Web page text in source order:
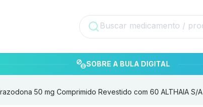
SOBRE A BULA DIGITAL
50 mg Comprimido Revestido com 60 ALTHAIA S/A